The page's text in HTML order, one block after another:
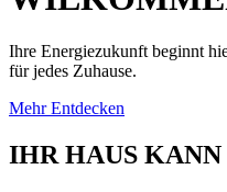
Ihre Energiezukunft beginnt
für jedes Zuhause.
Mehr Entdecken
IHR HAUS